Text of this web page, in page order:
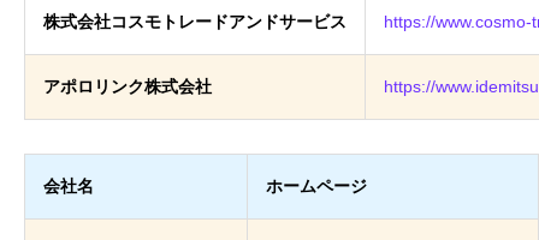
株式会社コスモトレードアンドサービス https://www.cosmo-
アポロリンク株式会社 https://
会社名 ホームページ